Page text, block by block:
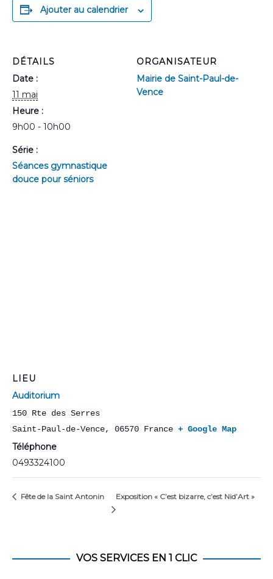
Ajouter au calendrier
DÉTAILS
Date :
11 mai
Heure :
9h00 - 10h00
Série :
Séances gymnastique
douce pour séniors
ORGANISATEUR
Mairie de Saint-Paul-de-
Vence
LIEU
Auditorium
150 Rte des Serres
Saint-Paul-de-Vence, 06570 France + Google Map
Téléphone
0493324100
Fête de la Saint Antonin Exposition « C’est bizarre, c’est Nid’Art »
VOS SERVICES EN 1 CLIC